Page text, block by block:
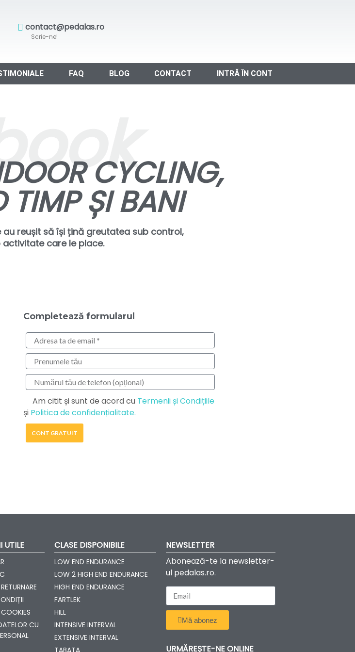
contact@pedalas.ro
Scrie-ne!
FAQ BLOG CONTACT INTRĂ ÎN CONT
CYCLING,
TIMP ȘI BANI
reușit să își țină greutatea sub control,
care le place.
Completează formularul
Am citit și sunt de acord cu Termenii și Condițiile
și Politica de confidențialitate.
UTILE
CU
CLASE DISPONIBILE
LOW END ENDURANCE
LOW 2 HIGH END ENDURANCE
HIGH END ENDURANCE
FARTLEK
HILL
INTENSIVE INTERVAL
EXTENSIVE INTERVAL
TABATA
NEWSLETTER
Abonează-te la newsletter-
ul pedalas.ro.
Mă abonez
URMĂREȘTE-NE ONLINE